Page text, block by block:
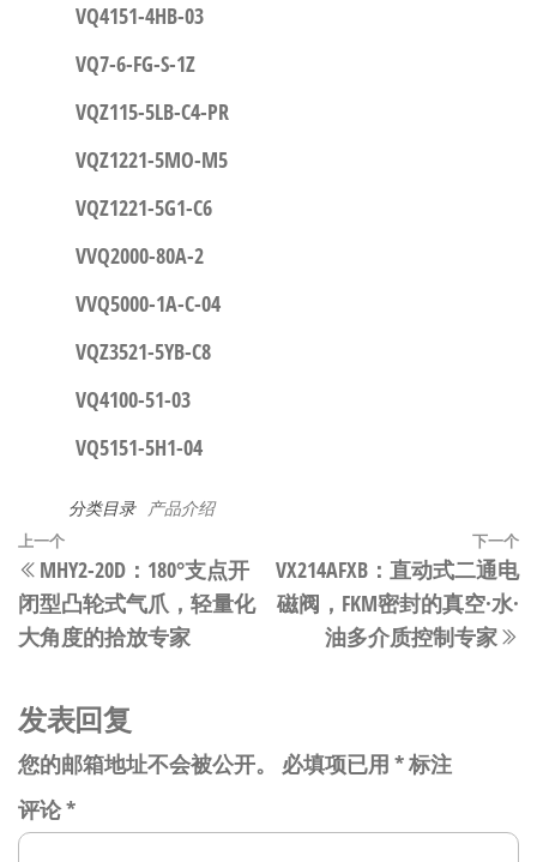
VQ4151-4HB-03
VQ7-6-FG-S-1Z
VQZ115-5LB-C4-PR
VQZ1221-5MO-M5
VQZ1221-5G1-C6
VVQ2000-80A-2
VVQ5000-1A-C-04
VQZ3521-5YB-C8
VQ4100-51-03
VQ5151-5H1-04
分类目录 产品介绍
文
章
导
上
一
篇
文
上一个
MHY2-20D：180°支点开
闭型凸轮式气爪，轻量化
大角度的拾放专家
下一个
VX214AFXB：直动式二通电
磁阀，FKM密封的真空·水·
油多介质控制专家
发表回复
您的邮箱地址不会被公开。 必填项已用 *标注
评论*